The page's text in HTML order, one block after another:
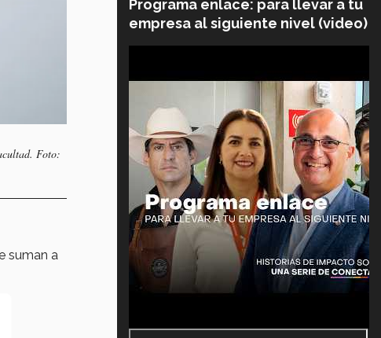
Foto:
suman a
Programa enlace: para llevar a tu
empresa al siguiente nivel (video)